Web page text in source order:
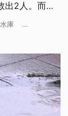
出2人。而在
曾文、烏山
庫 ...